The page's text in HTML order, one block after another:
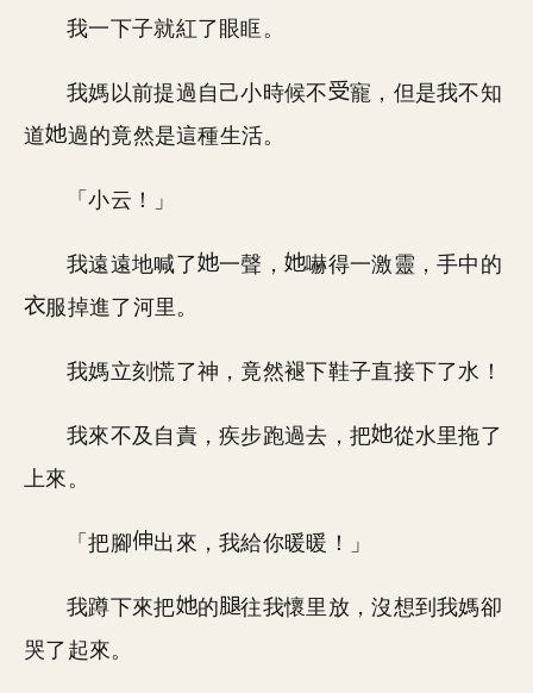
我一下子就紅了眼眶。
我媽以前提過自己小時候不
寵，但是我不知
道
過的竟然是這種生活。
「小云！」
我遠遠地喊了 一聲，
嚇得一激靈，手中的
服掉進了河里。
我媽立刻慌了神，竟然褪下鞋子直接下了水！
我來不及自責，疾步跑過去，把
從水里拖了
上來。
「把腳 出來，我給你暖暖！」
我蹲下來把 的
往我懷里放，沒想到我媽卻
哭了起來。